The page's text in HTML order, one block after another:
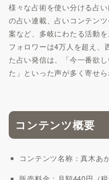
様々な占術を使い分ける占
の占い連載、占いコンテン
案など、多岐にわたる活動
フォロワーは4万人を超え、
た占い発信は、「今一番欲
た」といった声が多く寄せら
コンテンツ概要
コンテンツ名称：真木あ